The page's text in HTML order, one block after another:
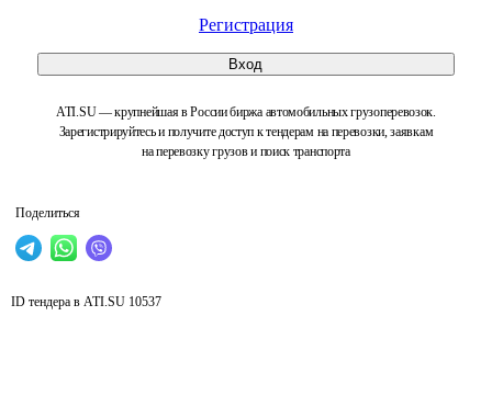
Регистрация
Вход
ATI.SU — крупнейшая в России биржа автомобильных грузоперевозок.
Зарегистрируйтесь и получите доступ к тендерам на перевозки, заявкам
на перевозку грузов и поиск транспорта
Поделиться
ID тендера в ATI.SU 10537